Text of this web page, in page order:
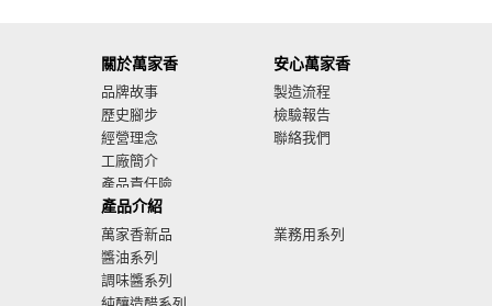
關於萬家香
品牌故事
歷史腳步
經營理念
工廠簡介
產品責任險
廣告影音
產品介紹
萬家香新品
醬油系列
調味醬系列
業務用系列
安心萬家香
製造流程
檢驗報告
聯絡我們